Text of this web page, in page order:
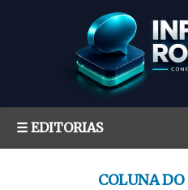
☰ EDITORIAS
COLUNA